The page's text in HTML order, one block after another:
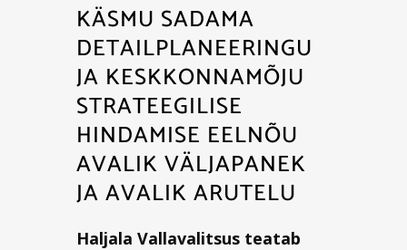
KÄSMU SADAMA
DETAILPLANEERINGU
JA KESKKONNAMÕJU
STRATEEGILISE
HINDAMISE EELNÕU
AVALIK VÄLJAPANEK
JA AVALIK ARUTELU
Haljala Vallavalitsus teatab